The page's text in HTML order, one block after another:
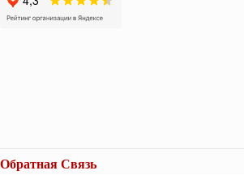
Обратная Связь